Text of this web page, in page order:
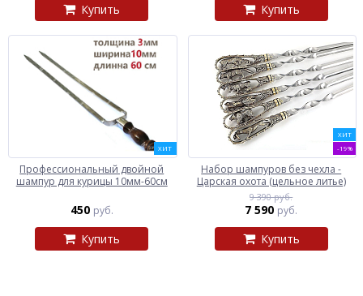
Купить Купить
ХИТ
Профессиональный двойной
шампур для курицы 10мм-60см
450 руб.
Купить
ХИТ
-19%
Набор шампуров без чехла -
Царская охота (цельное литье)
9 390 руб.
7 590 руб.
Купить